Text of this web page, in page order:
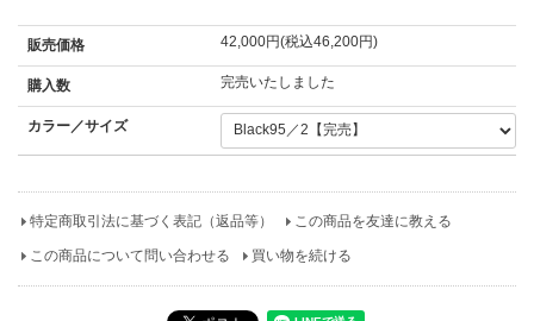
販売価格 42,000円(税込46,200円)
購入数 完売いたしました
カラー／サイズ
特定商取引法に基づく表記（返品等） この商品を友達に教える
この商品について問い合わせる 買い物を続ける